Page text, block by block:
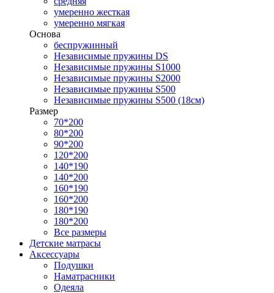
умеренно жесткая
умеренно мягкая
Основа
беспружинный
Независимые пружины DS
Независимые пружины S1000
Независимые пружины S2000
Независимые пружины S500
Независимые пружины S500 (18см)
Размер
70*200
80*200
90*200
120*200
140*190
140*200
160*190
160*200
180*190
180*200
Все размеры
Детские матрасы
Аксессуары
Подушки
Наматрасники
Одеяла